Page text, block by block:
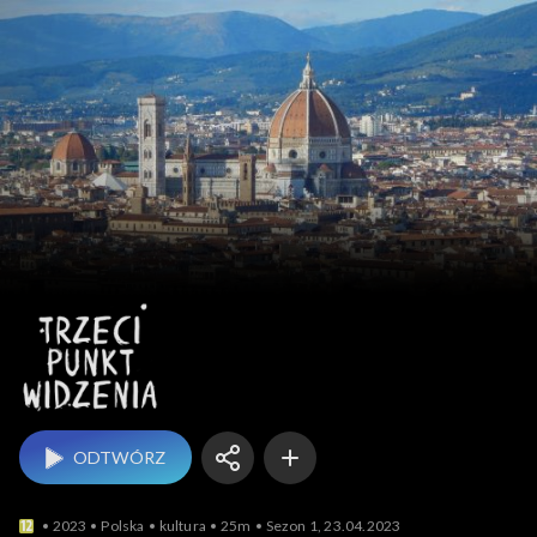
Trzeci punkt widzenia
ODTWÓRZ
2023 Polska kultura 25m Sezon 1, 23.04.2023